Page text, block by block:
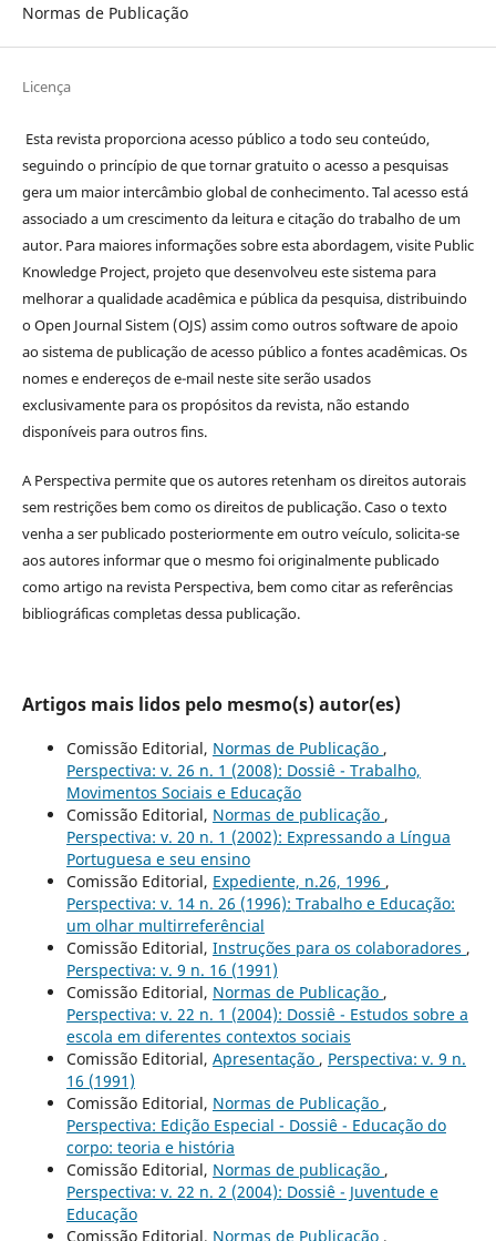
Normas de Publicação
Licença
Esta revista proporciona acesso público a todo seu conteúdo,
seguindo o princípio de que tornar gratuito o acesso a pesquisas
gera um maior intercâmbio global de conhecimento. Tal acesso está
associado a um crescimento da leitura e citação do trabalho de um
autor. Para maiores informações sobre esta abordagem, visite Public
Knowledge Project, projeto que desenvolveu este sistema para
melhorar a qualidade acadêmica e pública da pesquisa, distribuindo
o Open Journal Sistem (OJS) assim como outros software de apoio
ao sistema de publicação de acesso público a fontes acadêmicas. Os
nomes e endereços de e-mail neste site serão usados
exclusivamente para os propósitos da revista, não estando
disponíveis para outros fins.
A Perspectiva permite que os autores retenham os direitos autorais
sem restrições bem como os direitos de publicação. Caso o texto
venha a ser publicado posteriormente em outro veículo, solicita-se
aos autores informar que o mesmo foi originalmente publicado
como artigo na revista Perspectiva, bem como citar as referências
bibliográficas completas dessa publicação.
Artigos mais lidos pelo mesmo(s) autor(es)
Comissão Editorial, Normas de Publicação ,
Perspectiva: v. 26 n. 1 (2008): Dossiê - Trabalho,
Movimentos Sociais e Educação
Comissão Editorial, Normas de publicação ,
Perspectiva: v. 20 n. 1 (2002): Expressando a Língua
Portuguesa e seu ensino
Comissão Editorial, Expediente, n.26, 1996 ,
Perspectiva: v. 14 n. 26 (1996): Trabalho e Educação:
um olhar multirreferêncial
Comissão Editorial, Instruções para os colaboradores ,
Perspectiva: v. 9 n. 16 (1991)
Comissão Editorial, Normas de Publicação ,
Perspectiva: v. 22 n. 1 (2004): Dossiê - Estudos sobre a
escola em diferentes contextos sociais
Comissão Editorial, Apresentação , Perspectiva: v. 9 n.
16 (1991)
Comissão Editorial, Normas de Publicação ,
Perspectiva: Edição Especial - Dossiê - Educação do
corpo: teoria e história
Comissão Editorial, Normas de publicação ,
Perspectiva: v. 22 n. 2 (2004): Dossiê - Juventude e
Educação
Comissão Editorial, Normas de Publicação ,